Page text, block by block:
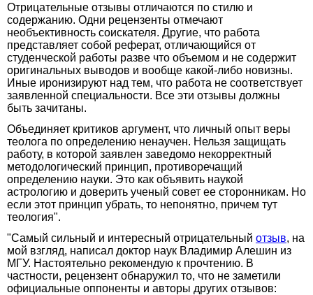
Отрицательные отзывы отличаются по стилю и
содержанию. Одни рецензенты отмечают
необъективность соискателя. Другие, что работа
представляет собой реферат, отличающийся от
студенческой работы разве что объемом и не содержит
оригинальных выводов и вообще какой-либо новизны.
Иные иронизируют над тем, что работа не соответствует
заявленной специальности. Все эти отзывы должны
быть зачитаны.
Объединяет критиков аргумент, что личный опыт веры
теолога по определению ненаучен. Нельзя защищать
работу, в которой заявлен заведомо некорректный
методологический принцип, противоречащий
определению науки. Это как объявить наукой
астрологию и доверить ученый совет ее сторонникам. Но
если этот принцип убрать, то непонятно, причем тут
теология".
"Самый сильный и интересный отрицательный отзыв, на
мой взгляд, написал доктор наук Владимир Алешин из
МГУ. Настоятельно рекомендую к прочтению. В
частности, рецензент обнаружил то, что не заметили
официальные оппоненты и авторы других отзывов: